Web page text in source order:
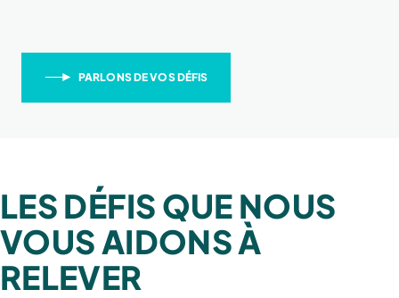
PARLONS DE VOS DÉFIS
LES DÉFIS QUE NOUS
VOUS AIDONS À
RELEVER